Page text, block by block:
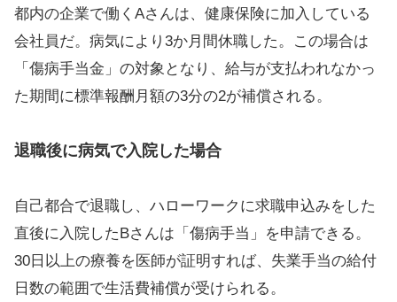
都内の企業で働くAさんは、健康保険に加入している
会社員だ。病気により3か月間休職した。この場合は
「傷病手当金」の対象となり、給与が支払われなかっ
た期間に標準報酬月額の3分の2が補償される。
退職後に病気で入院した場合
自己都合で退職し、ハローワークに求職申込みをした
直後に入院したBさんは「傷病手当」を申請できる。
30日以上の療養を医師が証明すれば、失業手当の給付
日数の範囲で生活費補償が受けられる。